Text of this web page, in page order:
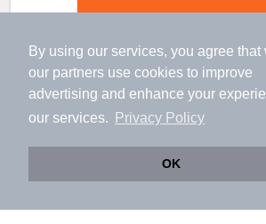
By using our services, you agree that
our partners use cookies to improve
advertising and enhance your
our services.
Privacy Policy
OK
アプリに切り替えて、サクサクお部
会員登録なしですぐ使える。マップ検索
浦安駅 歩1分 （東西線）
新浦安駅 バス10分 歩4分
分 （東西線）
千葉県浦安市北栄１丁目
11階建 / 15年7ヶ月 / RC